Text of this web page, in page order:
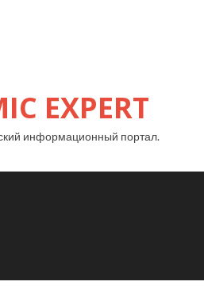
EXPERT
информационный портал.